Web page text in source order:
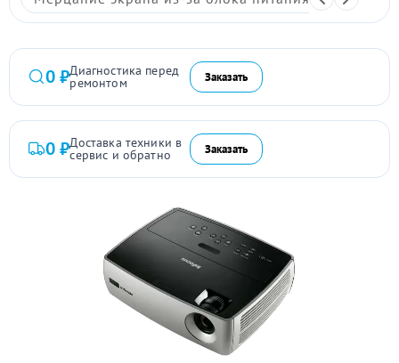
0 ₽Диагностика перед
ремонтом Заказать
0 ₽Доставка техники в
сервис и обратно Заказать